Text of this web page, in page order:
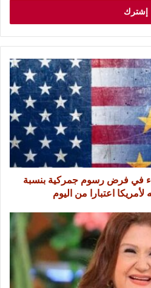
في فرض رسوم جمركية بنسبة